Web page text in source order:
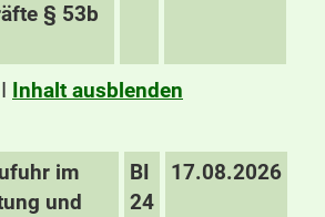
§ 53b
I Inhalt ausblenden
im
und
BI
24
17.08.2026